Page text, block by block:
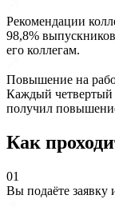
Рекомендации
98,8%
его коллегам.
Повышение на
Каждый четвертый
получил
Как
01
Вы подаёте заявку